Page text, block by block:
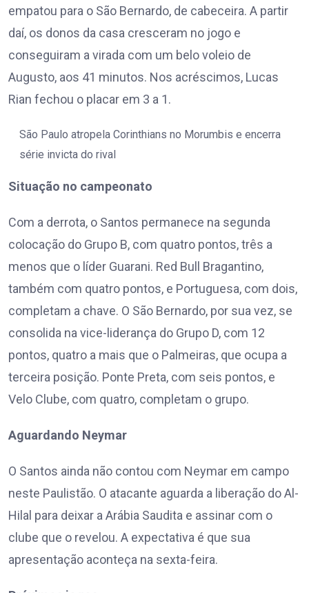
empatou para o São Bernardo, de cabeceira. A partir
daí, os donos da casa cresceram no jogo e
conseguiram a virada com um belo voleio de
Augusto, aos 41 minutos. Nos acréscimos, Lucas
Rian fechou o placar em 3 a 1.
São Paulo atropela Corinthians no Morumbis e encerra
série invicta do rival
Situação no campeonato
Com a derrota, o Santos permanece na segunda
colocação do Grupo B, com quatro pontos, três a
menos que o líder Guarani. Red Bull Bragantino,
também com quatro pontos, e Portuguesa, com dois,
completam a chave. O São Bernardo, por sua vez, se
consolida na vice-liderança do Grupo D, com 12
pontos, quatro a mais que o Palmeiras, que ocupa a
terceira posição. Ponte Preta, com seis pontos, e
Velo Clube, com quatro, completam o grupo.
Aguardando Neymar
O Santos ainda não contou com Neymar em campo
neste Paulistão. O atacante aguarda a liberação do Al-
Hilal para deixar a Arábia Saudita e assinar com o
clube que o revelou. A expectativa é que sua
apresentação aconteça na sexta-feira.